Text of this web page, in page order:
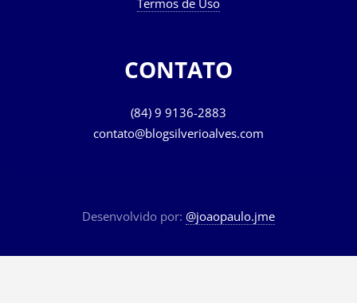
Termos de Uso
CONTATO
(84) 9 9136-2883
contato@blogsilverioalves.com
Desenvolvido por: @joaopaulo.jme